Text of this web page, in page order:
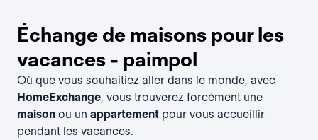
Échange de maisons pour les
vacances - paimpol
Où que vous souhaitiez aller dans le monde, avec
HomeExchange, vous trouverez forcément une
maison ou un appartement pour vous accueillir
pendant les vacances.